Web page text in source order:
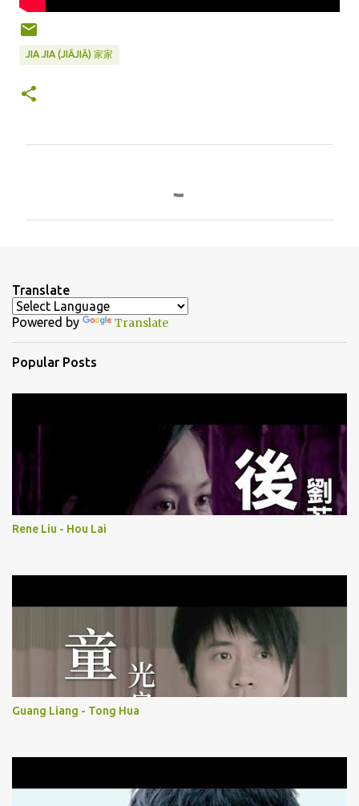
JIA JIA (JIĀJIĀ) 家家
t
s
Translate
Powered by Translate
Popular Posts
Rene Liu - Hou Lai
Guang Liang - Tong Hua